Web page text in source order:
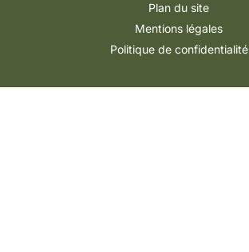
Plan du site
Mentions légales
Politique de confidentialité